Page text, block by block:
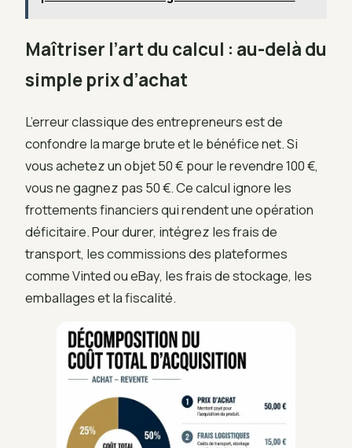
Maîtriser l’art du calcul : au-delà du
simple prix d’achat
L’erreur classique des entrepreneurs est de
confondre la marge brute et le bénéfice net. Si
vous achetez un objet 50 € pour le revendre 100 €,
vous ne gagnez pas 50 €. Ce calcul ignore les
frottements financiers qui rendent une opération
déficitaire. Pour durer, intégrez les frais de
transport, les commissions des plateformes
comme Vinted ou eBay, les frais de stockage, les
emballages et la fiscalité.